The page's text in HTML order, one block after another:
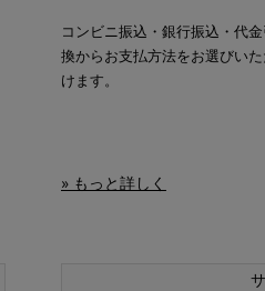
コンビニ振込・銀行振込・代金
換からお支払方法をお選びい
けます。
» もっと詳しく